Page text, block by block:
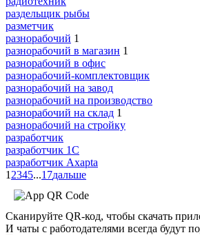
раздельщик рыбы
разметчик
разнорабочий 1
разнорабочий в магазин 1
разнорабочий в офис
разнорабочий-комплектовщик
разнорабочий на завод
разнорабочий на производство
разнорабочий на склад 1
разнорабочий на стройку
разработчик
разработчик 1C
разработчик Axapta
1 2345...17дальше
Сканируйте QR-код, чтобы скачать
И чаты с работодателями всегда будут